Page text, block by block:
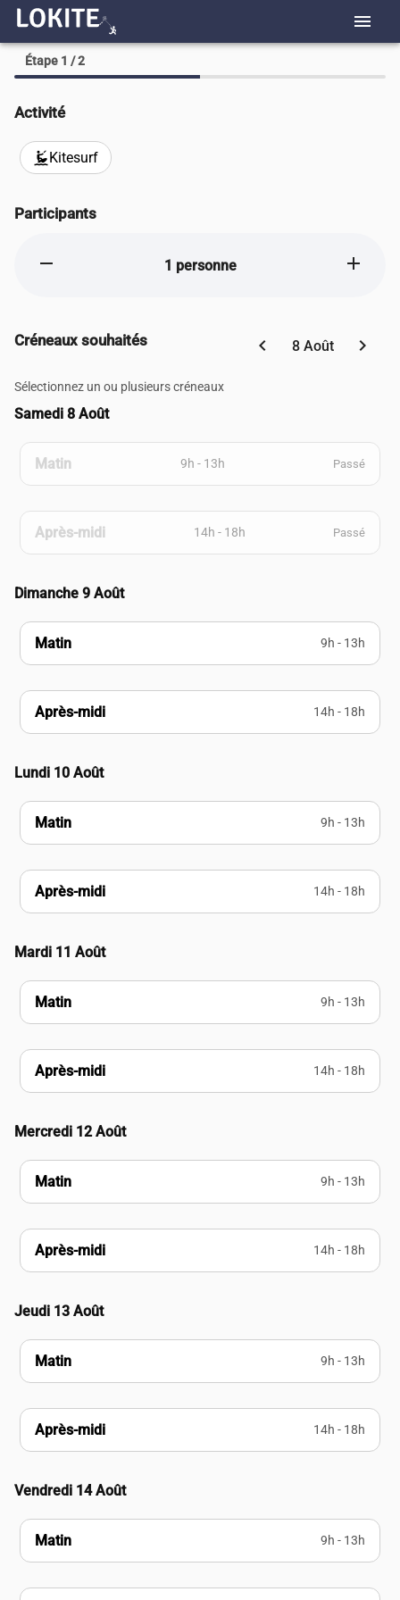
menu
Étape 1 / 2
Activité
kitesurfingKitesurf
Participants
remove 1 personne add
Créneaux souhaités chevron_left 8 Août chevron_right
Sélectionnez un ou plusieurs créneaux
Samedi 8 Août
Matin 9h - 13h Passé
Après-midi 14h - 18h Passé
Dimanche 9 Août
Matin 9h - 13h
Après-midi 14h - 18h
Lundi 10 Août
Matin 9h - 13h
Après-midi 14h - 18h
Mardi 11 Août
Matin 9h - 13h
Après-midi 14h - 18h
Mercredi 12 Août
Matin 9h - 13h
Après-midi 14h - 18h
Jeudi 13 Août
Matin 9h - 13h
Après-midi 14h - 18h
Vendredi 14 Août
Matin 9h - 13h